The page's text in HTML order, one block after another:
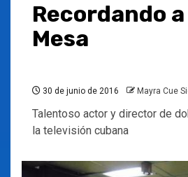
Recordando
Mesa
30 de junio de 2016 Mayra Cue
Talentoso actor y director de
la televisión cubana